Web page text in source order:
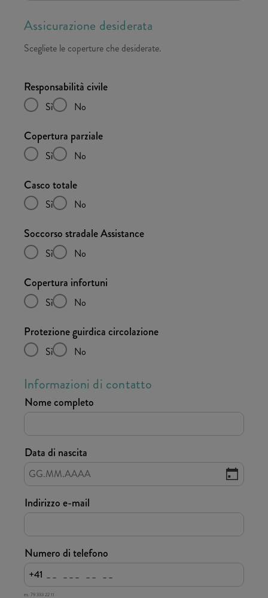
Assicurazione desiderata
Scegliete le coperture che desiderate.
Responsabilità civile
Sì No
Copertura parziale
Sì No
Casco totale
Sì No
Soccorso stradale Assistance
Sì No
Copertura infortuni
Sì No
Protezione guirdica circolazione
Sì No
Informazioni di contatto
Nome completo
Data di nascita
Indirizzo e-mail
+41
Numero di telefono
es. 79 333 22 11